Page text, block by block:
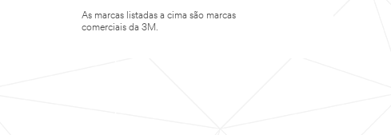
As marcas listadas a cima são marcas
comerciais da 3M.